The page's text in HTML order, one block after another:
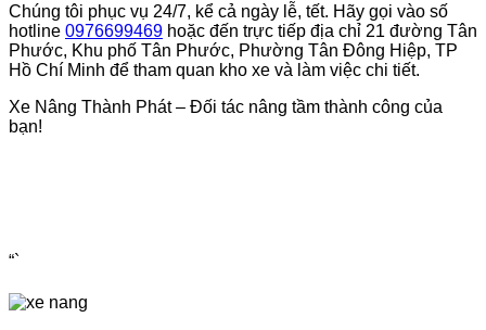
Chúng tôi phục vụ 24/7, kể cả ngày lễ, tết. Hãy gọi vào số
hotline 0976699469 hoặc đến trực tiếp địa chỉ 21 đường Tân
Phước, Khu phố Tân Phước, Phường Tân Đông Hiệp, TP
Hồ Chí Minh để tham quan kho xe và làm việc chi tiết.
Xe Nâng Thành Phát – Đối tác nâng tầm thành công của
bạn!
“`